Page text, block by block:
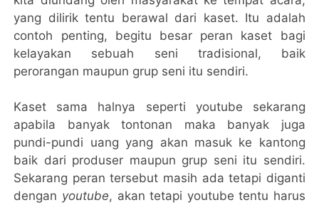
yang dilirik tentu berawal dari kaset. Itu adalah
contoh penting, begitu besar peran kaset bagi
kelayakan sebuah seni tradisional, baik
perorangan maupun grup seni itu sendiri.
Kaset sama halnya seperti youtube sekarang
apabila banyak tontonan maka banyak juga
pundi-pundi uang yang akan masuk ke kantong
baik dari produser maupun grup seni itu sendiri.
Sekarang peran tersebut masih ada tetapi diganti
dengan youtube, akan tetapi youtube tentu harus